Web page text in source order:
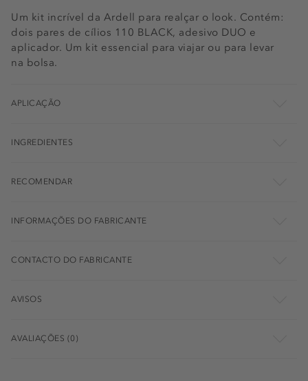
Um kit incrível da Ardell para realçar o look. Contém:
dois pares de cílios 110 BLACK, adesivo DUO e
aplicador. Um kit essencial para viajar ou para levar
na bolsa.
APLICAÇÃO
INGREDIENTES
RECOMENDAR
INFORMAÇÕES DO FABRICANTE
CONTACTO DO FABRICANTE
AVISOS
AVALIAÇÕES (0)